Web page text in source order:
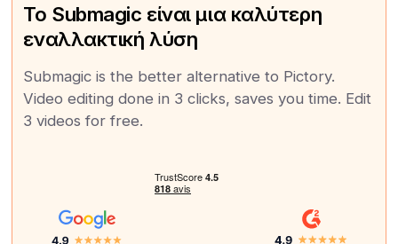
Το Submagic είναι μια καλύτερη
εναλλακτική λύση
Submagic is the better alternative to Pictory.
Video editing done in 3 clicks, saves you time. Edit
3 videos for free.